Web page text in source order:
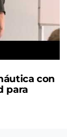
con
para